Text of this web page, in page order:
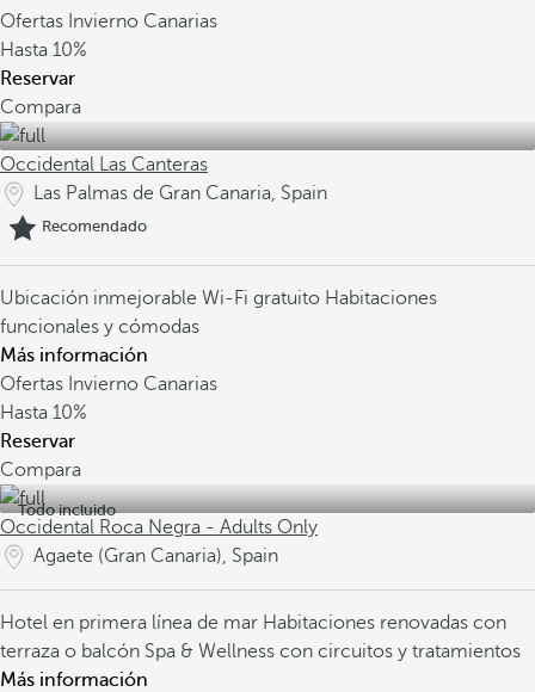
Ofertas Invierno Canarias
Hasta 10%
Reservar
Compara
Occidental Las Canteras
Las Palmas de Gran Canaria, Spain
Recomendado
Ubicación inmejorable Wi-Fi gratuito Habitaciones
funcionales y cómodas
Más información
Ofertas Invierno Canarias
Hasta 10%
Reservar
Compara
Todo incluido
Occidental Roca Negra - Adults Only
Agaete (Gran Canaria), Spain
Hotel en primera línea de mar Habitaciones renovadas con
terraza o balcón Spa & Wellness con circuitos y tratamientos
Más información